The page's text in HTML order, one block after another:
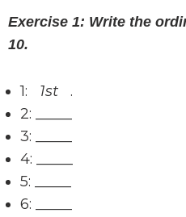
Exercise 1: Write the
10.
1: 1st
.
2: _____
3: _____
4: _____
5: _____
6: _____